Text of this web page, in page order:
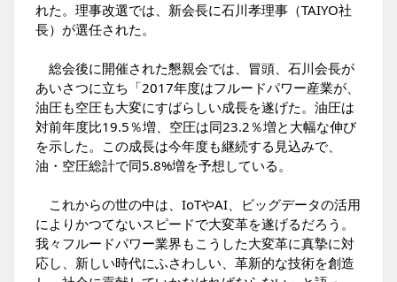
れた。理事改選では、新会長に石川孝理事（TAIYO社
長）が選任された。
総会後に開催された懇親会では、冒頭、石川会長が
あいさつに立ち「2017年度はフルードパワー産業が、
油圧も空圧も大変にすばらしい成長を遂げた。油圧は
対前年度比19.5％増、空圧は同23.2％増と大幅な伸び
を示した。この成長は今年度も継続する見込みで、
油・空圧総計で同5.8%増を予想している。
これからの世の中は、IoTやAI、ビッグデータの活用
によりかつてないスピードで大変革を遂げるだろう。
我々フルードパワー業界もこうした大変革に真摯に対
応し、新しい時代にふさわしい、革新的な技術を創造